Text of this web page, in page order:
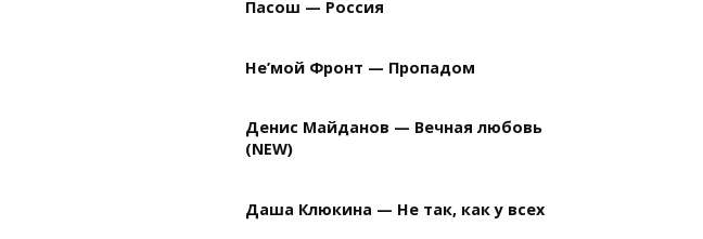
Пасош — Россия
Не’мой Фронт — Пропадом
Денис Майданов — Вечная любовь
(NEW)
Даша Клюкина — Не так, как у всех